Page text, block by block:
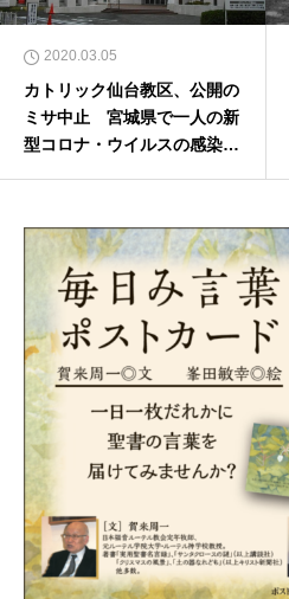
2020.03.05
カトリック仙台教区、公開の
ミサ中止 宮城県で一人の新
型コロナ・ウイルスの感染確